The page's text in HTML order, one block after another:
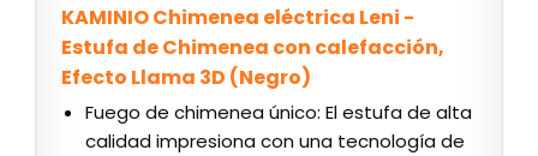
KAMINIO Chimenea eléctrica Leni -
Estufa de Chimenea con calefacción,
Efecto Llama 3D (Negro)
Fuego de chimenea único: El estufa de alta
calidad impresiona con una tecnología de